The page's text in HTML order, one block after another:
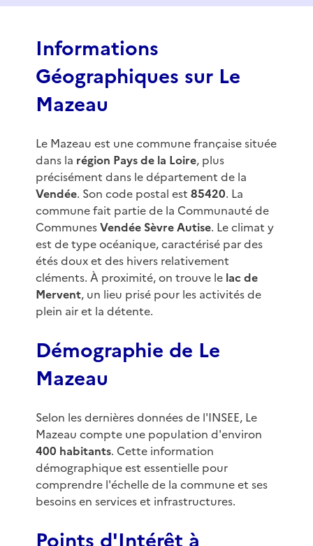
f
Informations
Géographiques sur Le
Mazeau
Le Mazeau est une commune française située
dans la région Pays de la Loire, plus
précisément dans le département de la
Vendée. Son code postal est 85420. La
commune fait partie de la Communauté de
CommunesVendée Sèvre Autise. Le climat y
est de type océanique, caractérisé par des
étés doux et des hivers relativement
cléments. À proximité, on trouve le lac de
Mervent, un lieu prisé pour les activités de
plein air et la détente.
Démographie de Le
Mazeau
Selon les dernières données de l'INSEE, Le
Mazeau compte une population d'environ
400 habitants. Cette information
démographique est essentielle pour
comprendre l'échelle de la commune et ses
besoins en services et infrastructures.